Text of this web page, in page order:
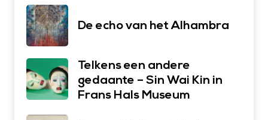
De echo van het Alhambra
Telkens een andere
gedaante – Sin Wai Kin in
Frans Hals Museum